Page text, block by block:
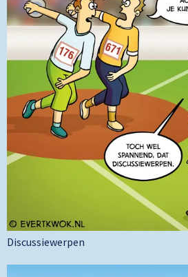
Discussiewerpen